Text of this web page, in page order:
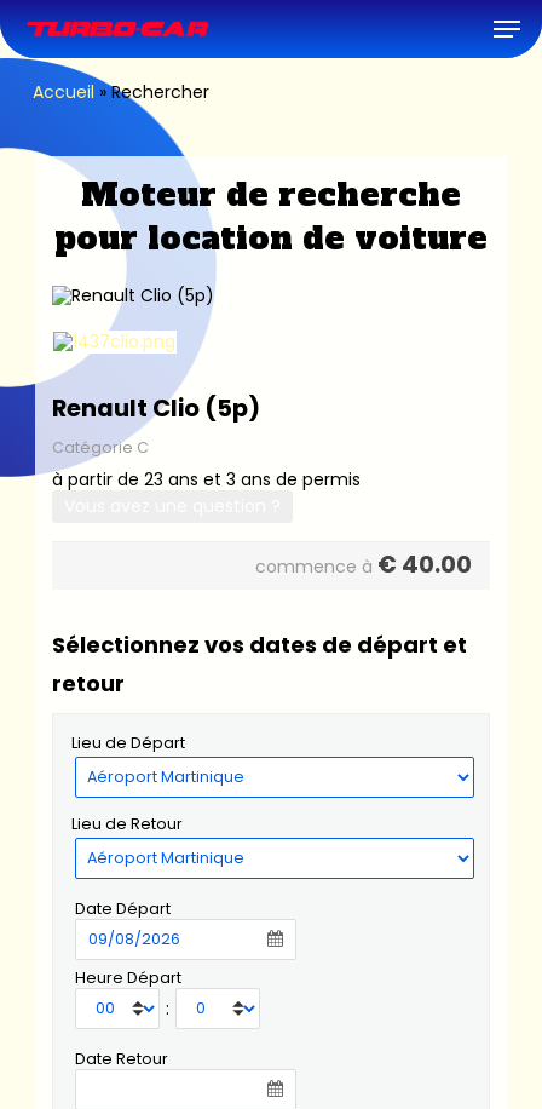
to
main
content
Accueil »Rechercher
Moteur de recherche
pour location de voiture
Renault Clio (5p)
Catégorie C
à partir de 23 ans et 3 ans de permis
commence à € 40.00
Sélectionnez vos dates de départ et
retour
Lieu de Départ
Lieu de Retour
Date Départ
Heure Départ
:
Date Retour